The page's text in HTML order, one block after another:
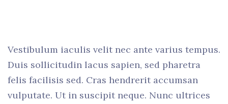
Vestibulum iaculis velit nec ante varius tempus.
Duis sollicitudin lacus sapien, sed pharetra
felis facilisis sed. Cras hendrerit accumsan
vulputate. Ut in suscipit neque. Nunc ultrices